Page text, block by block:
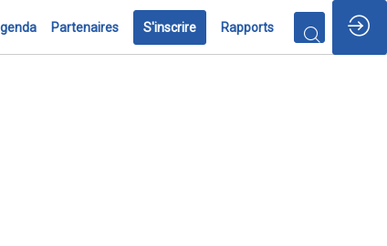
Partenaires S'inscrire Rapports